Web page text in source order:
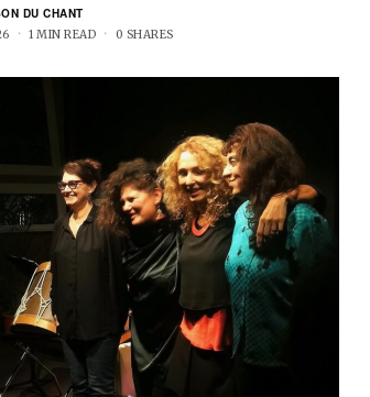
DU CHANT
1 MIN READ 0 SHARES